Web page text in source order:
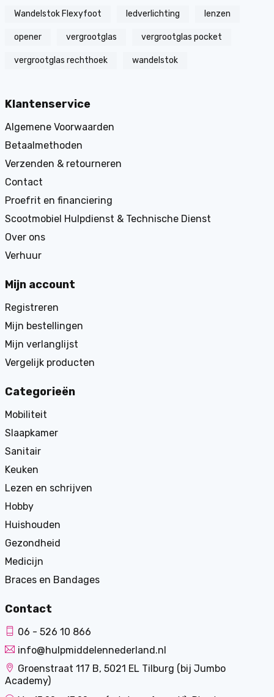
Wandelstok Flexyfoot ledverlichting lenzen
opener vergrootglas vergrootglas pocket
vergrootglas rechthoek wandelstok
Klantenservice
Algemene Voorwaarden
Betaalmethoden
Verzenden & retourneren
Contact
Proefrit en financiering
Scootmobiel Hulpdienst & Technische Dienst
Over ons
Verhuur
Mijn account
Registreren
Mijn bestellingen
Mijn verlanglijst
Vergelijk producten
Categorieën
Mobiliteit
Slaapkamer
Sanitair
Keuken
Lezen en schrijven
Hobby
Huishouden
Gezondheid
Medicijn
Braces en Bandages
Contact
06 - 526 10 866
info@hulpmiddelennederland.nl
Groenstraat 117 B, 5021 EL Tilburg (bij Jumbo
Academy)